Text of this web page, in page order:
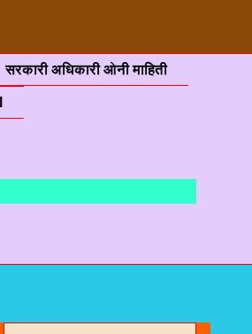
सरकारी अधिकारी ओनी माहिती